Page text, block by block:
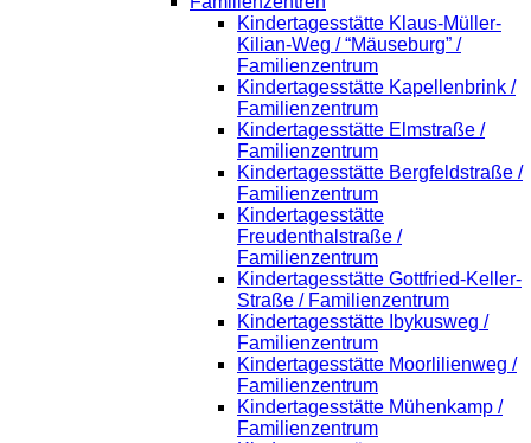
Kindertagesstätte Klaus-Müller-
Kilian-Weg / “Mäuseburg” /
Familienzentrum
Kindertagesstätte Kapellenbrink /
Familienzentrum
Kindertagesstätte Elmstraße /
Familienzentrum
Kindertagesstätte Bergfeldstraße /
Familienzentrum
Kindertagesstätte
Freudenthalstraße /
Familienzentrum
Kindertagesstätte Gottfried-Keller-
Straße / Familienzentrum
Kindertagesstätte Ibykusweg /
Familienzentrum
Kindertagesstätte Moorlilienweg /
Familienzentrum
Kindertagesstätte Mühenkamp /
Familienzentrum